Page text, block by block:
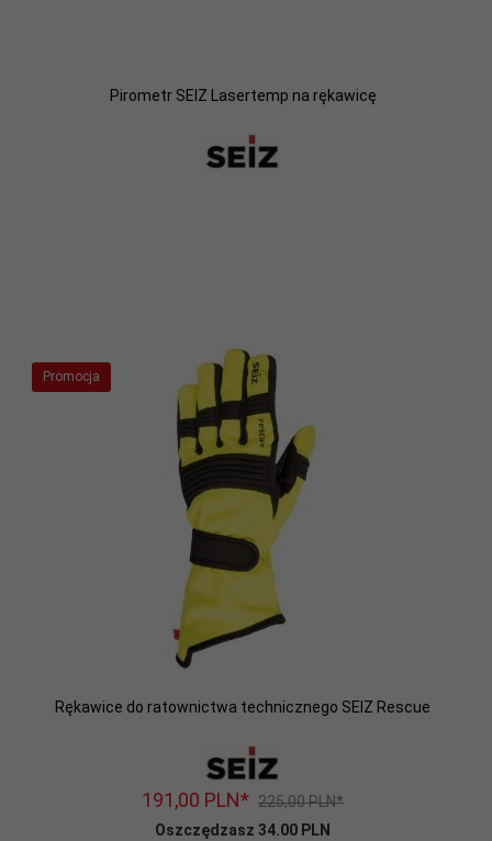
Pirometr SEIZ Lasertemp na rękawicę
Promocja
Rękawice do ratownictwa technicznego SEIZ Rescue
191,00 PLN* 225,00 PLN*
Oszczędzasz 34.00 PLN